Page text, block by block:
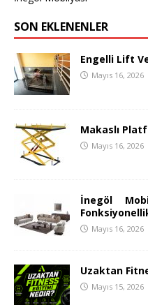
SON EKLENENLER
Engelli Lift
Mayıs 16, 2026
Makaslı
Mayıs 16, 2026
İnegöl
Mayıs 16, 2026
Uzaktan
Mayıs 15, 2026